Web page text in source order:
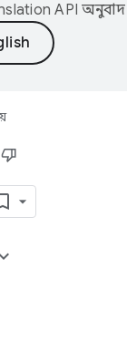
API অনুবাদ